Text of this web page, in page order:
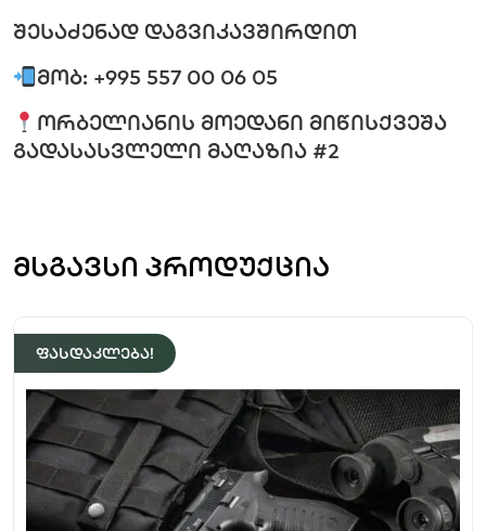
შესაძენად დაგვიკავშირდით
მობ: +995 557 00 06 05
ორბელიანის მოედანი მიწისქვეშა
გადასასვლელი მაღაზია #2
მსგავსი პროდუქცია
ფასდაკლება!